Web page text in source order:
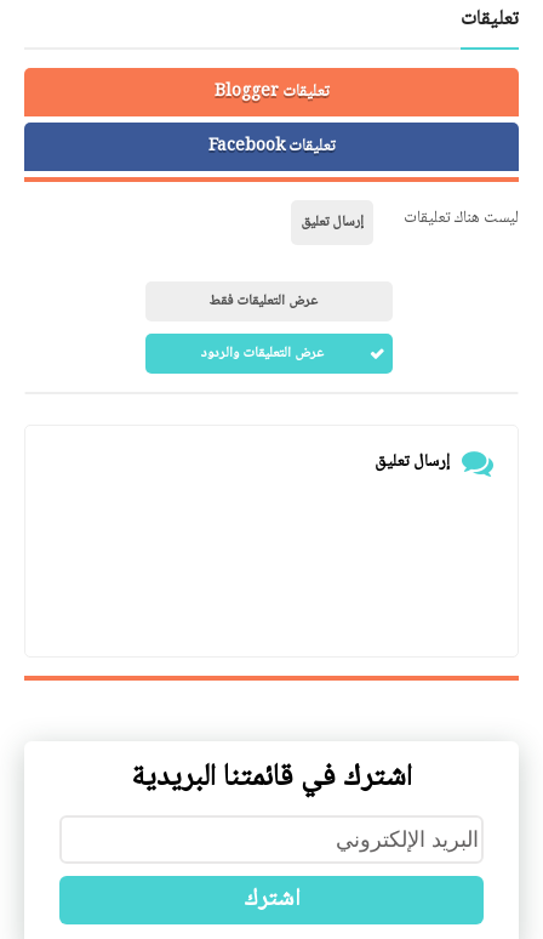
تعليقات
تعليقات Blogger
تعليقات Facebook
ليست هناك تعليقات إرسال تعليق
عرض التعليقات فقط
عرض التعليقات والردود
إرسال تعليق
اشترك في قائمتنا البريدية
اشترك